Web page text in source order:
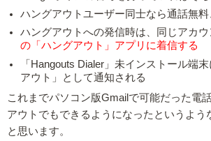
ハングアウトユーザー同士なら通話無
ハングアウトへの発信時は、同じアカ
の「ハングアウト」アプリに着信する
「Hangouts Dialer」未インストール端
アウト」として通知される
これまでパソコン版Gmailで可能だった電
アウトでもできるようになったというよう
と思います。